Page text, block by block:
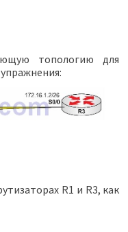
топологию для
R1 и R3, как